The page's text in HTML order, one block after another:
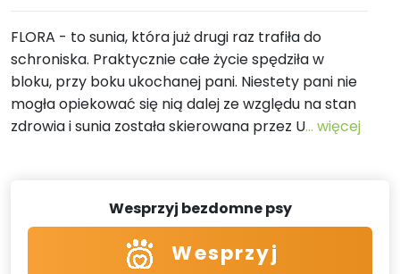
FLORA - to sunia, która już drugi raz trafiła do
schroniska. Praktycznie całe życie spędziła w
bloku, przy boku ukochanej pani. Niestety pani nie
mogła opiekować się nią dalej ze względu na stan
zdrowia i sunia została skierowana przez U... więcej
Wesprzyj bezdomne psy
Wesprzyj